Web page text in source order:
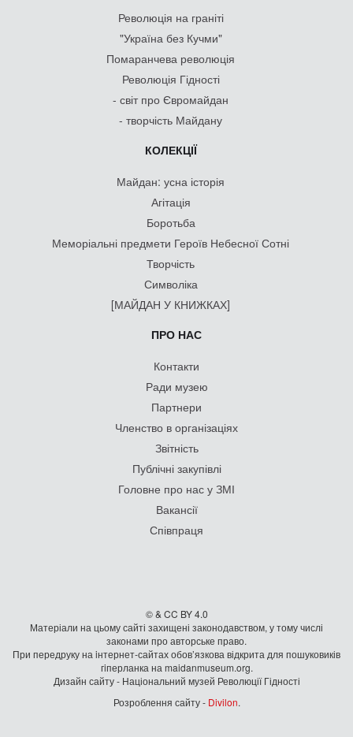
Революція на граніті
"Україна без Кучми"
Помаранчева революція
Революція Гідності
- світ про Євромайдан
- творчість Майдану
КОЛЕКЦІЇ
Майдан: усна історія
Агітація
Боротьба
Меморіальні предмети Героїв Небесної Сотні
Творчість
Символіка
[МАЙДАН У КНИЖКАХ]
ПРО НАС
Контакти
Ради музею
Партнери
Членство в організаціях
Звітність
Публічні закупівлі
Головне про нас у ЗМІ
Вакансії
Співпраця
© & CC BY 4.0
Матеріали на цьому сайті захищені законодавством, у тому числі
законами про авторське право.
При передруку на iнтернет-сайтах обов’язкова відкрита для пошуковиків
гiперланка на maidanmuseum.org.
Дизайн сайту - Національний музей Революції Гідності
Розроблення сайту - Divilon.